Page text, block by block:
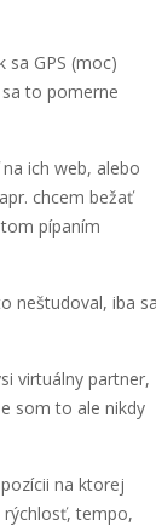
sa GPS (moc)
to pomerne
ich web, alebo
chcem bežať
pípaním
neštudoval, iba
virtuálny partner,
som to ale nikdy
na ktorej
rýchlosť, tempo,